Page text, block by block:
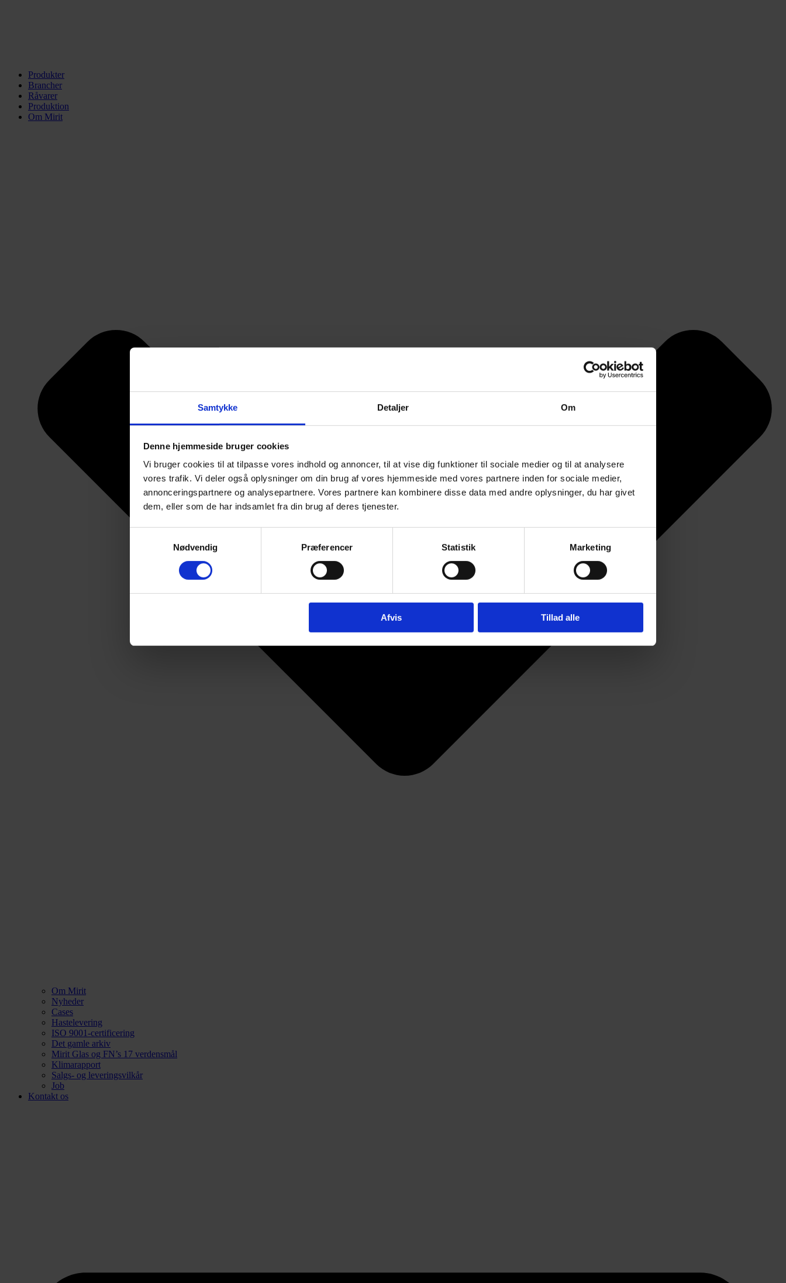
Samtykke Detaljer Om
Denne hjemmeside bruger cookies
Vi bruger cookies til at tilpasse vores indhold og annoncer, til at vise dig funktioner til sociale medier og til at analysere
vores trafik. Vi deler også oplysninger om din brug af vores hjemmeside med vores partnere inden for sociale medier,
annonceringspartnere og analysepartnere. Vores partnere kan kombinere disse data med andre oplysninger, du har givet
dem, eller som de har indsamlet fra din brug af deres tjenester.
Nødvendig
Præferencer Statistik Marketing
Afvis Tillad alle
Produkter
Brancher
Råvarer
Produktion
Om Mirit
Om Mirit
Nyheder
Cases
Hastelevering
ISO 9001-certificering
Det gamle arkiv
Mirit Glas og FN’s 17 verdensmål
Klimarapport
Salgs- og leveringsvilkår
Job
Kontakt os